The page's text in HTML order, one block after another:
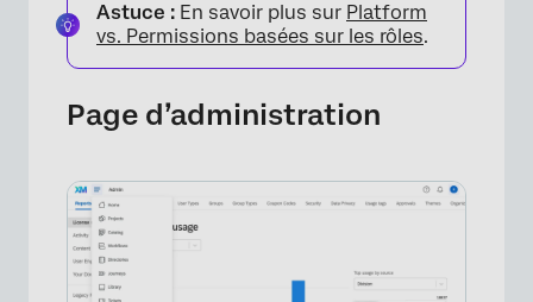
Astuce : En savoir plus sur Platform
vs. Permissions basées sur les rôles.
Page d’administration